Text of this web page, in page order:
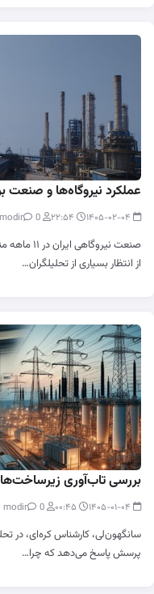
عملکرد نیروگاه‌ها و صنعت برق ایران
0
از انتظار بسیاری از تحلیلگران…
بررسی تاب‌آوری
0
سانگهون‌لی، کارشناس کره‌ای، در
پرسش پاسخ می‌دهد که چرا…